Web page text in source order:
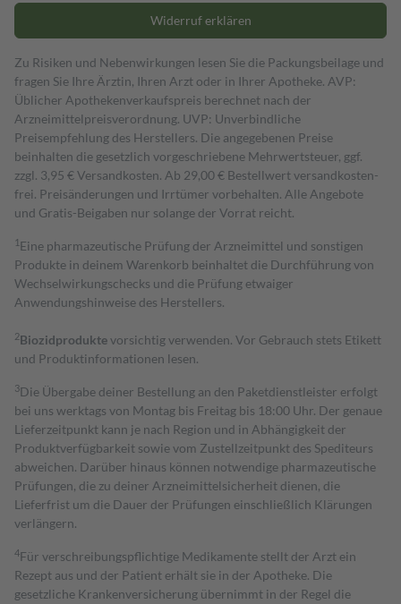
Widerruf erklären
Zu Risiken und Nebenwirkungen lesen Sie die Packungsbeilage und
fragen Sie Ihre Ärztin, Ihren Arzt oder in Ihrer Apotheke. AVP:
Üblicher Apothekenverkaufspreis berechnet nach der
Arzneimittelpreisverordnung. UVP: Unverbindliche
Preisempfehlung des Herstellers. Die angegebenen Preise
beinhalten die gesetzlich vorgeschriebene Mehrwertsteuer, ggf.
zzgl. 3,95 € Versandkosten. Ab 29,00 € Bestell­wert versand­kosten­
frei. Preisänderungen und Irrtümer vorbehalten. Alle Angebote
und Gratis-Beigaben nur solange der Vorrat reicht.
1 Eine pharmazeutische Prüfung der Arzneimittel und sonstigen
Produkte in deinem Warenkorb beinhaltet die Durchführung von
Wechselwirkungschecks und die Prüfung etwaiger
Anwendungshinweise des Herstellers.
2Biozidproduktevorsichtig verwenden. Vor Gebrauch stets Etikett
und Produktinformationen lesen.
3Die Übergabe deiner Bestellung an den Paketdienstleister erfolgt
bei uns werktags von Montag bis Freitag bis 18:00 Uhr. Der genaue
Lieferzeitpunkt kann je nach Region und in Abhängigkeit der
Produktverfügbarkeit sowie vom Zustellzeitpunkt des Spediteurs
abweichen. Darüber hinaus können notwendige pharmazeutische
Prüfungen, die zu deiner Arzneimittelsicherheit dienen, die
Lieferfrist um die Dauer der Prüfungen einschließlich Klärungen
verlängern.
4Für verschreibungspflichtige Medikamente stellt der Arzt ein
Rezept aus und der Patient erhält sie in der Apotheke. Die
gesetzliche Krankenversicherung übernimmt in der Regel die